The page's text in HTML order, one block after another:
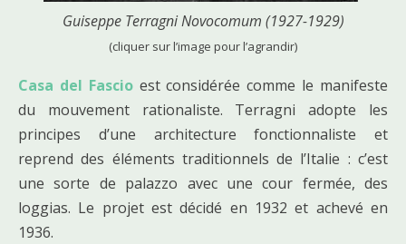
Guiseppe Terragni Novocomum (1927-1929)
(cliquer sur l’image pour l’agrandir)
Casa del Fascioest considérée comme le manifeste
du mouvement rationaliste. Terragni adopte les
principes d’une architecture fonctionnaliste et
reprend des éléments traditionnels de l’Italie : c’est
une sorte de palazzo avec une cour fermée, des
loggias. Le projet est décidé en 1932 et achevé en
1936.